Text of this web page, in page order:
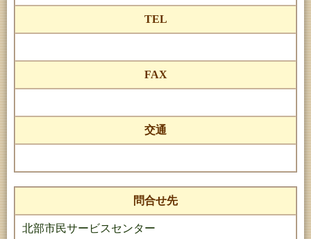
TEL
FAX
交通
問合せ先
北部市民サービスセンター